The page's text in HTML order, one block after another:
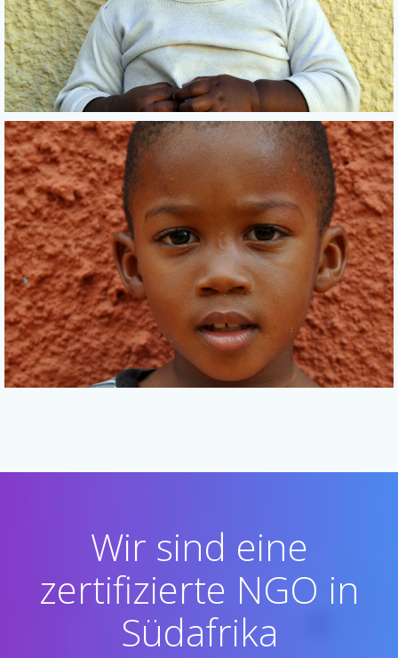
Wir sind eine
zertifizierte NGO in
Südafrika